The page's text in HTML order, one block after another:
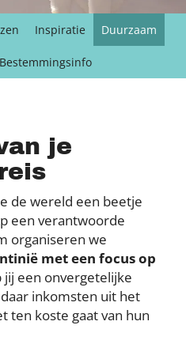
Inspiratie Duurzaam
Bestemmingsinfo
je
de wereld een beetje
een verantwoorde
organiseren we
met een focus op
jij een onvergetelijke
inkomsten uit het
ten koste gaat van hun